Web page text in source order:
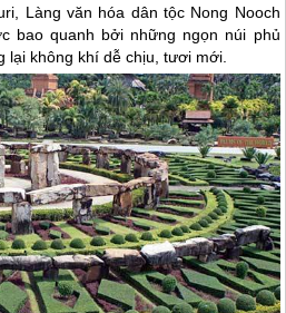
Làng văn hóa dân tộc Nong Nooch
bao quanh bởi những ngọn núi phủ
lại không khí dễ chịu, tươi mới.